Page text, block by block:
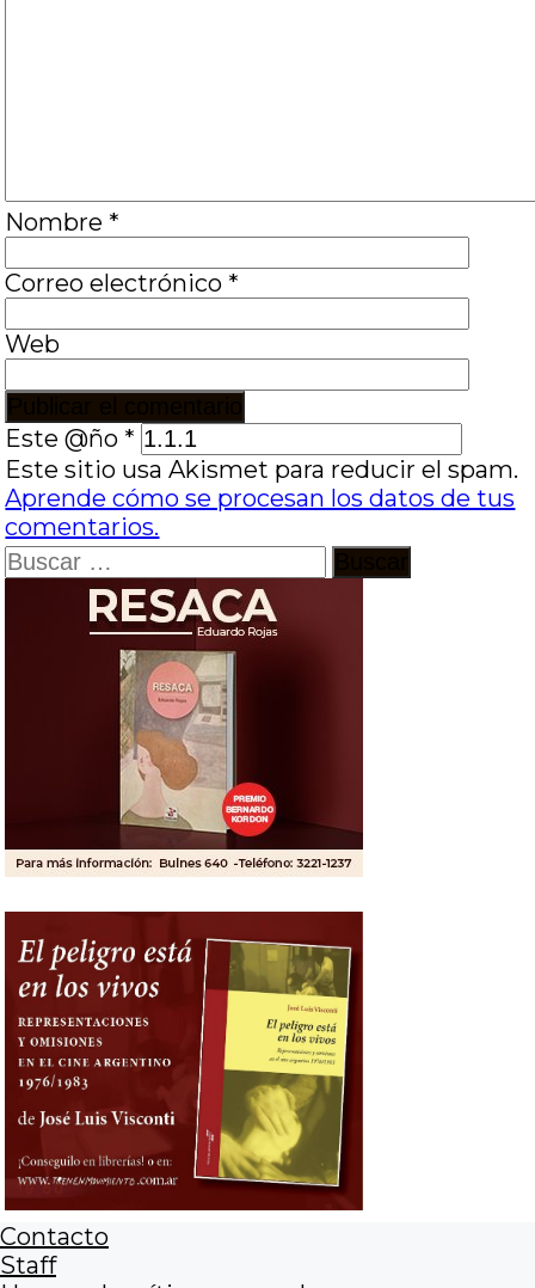
Nombre *
Correo electrónico *
Web
Este @ño *
Este sitio usa Akismet para reducir el spam.
Aprende cómo se procesan los datos de tus
comentarios.
Buscar:
Contacto
Staff